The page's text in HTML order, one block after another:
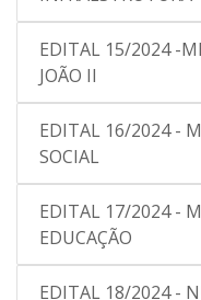
EDITAL 15/2024 -
JOÃO II
EDITAL 16/2024 -
SOCIAL
EDITAL 17/2024 -
EDUCAÇÃO
EDITAL 18/2024 -